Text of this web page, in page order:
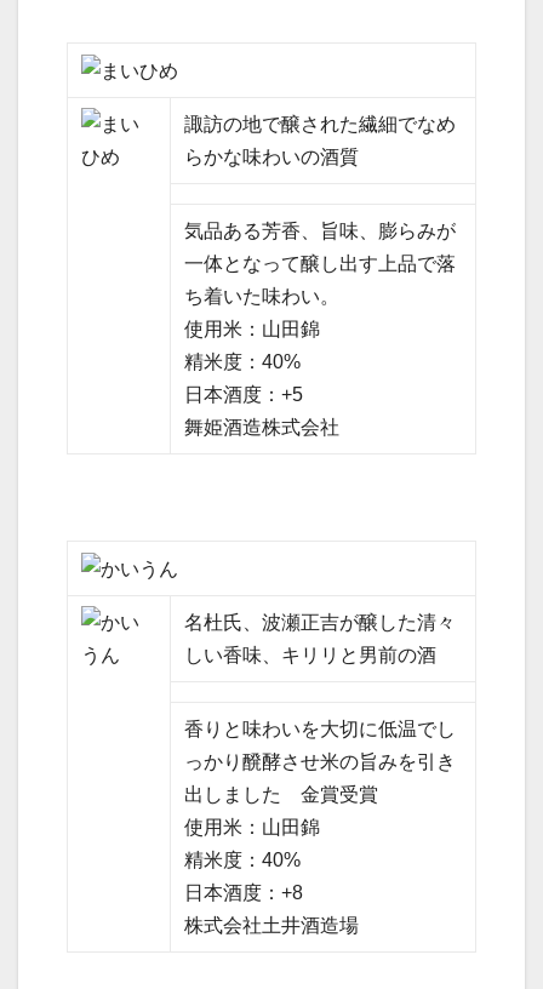
諏訪の地で醸された繊細でなめ
らかな味わいの酒質
気品ある芳香、旨味、膨らみが
一体となって醸し出す上品で落
ち着いた味わい。
使用米：山田錦
精米度：40%
日本酒度：+5
舞姫酒造株式会社
名杜氏、波瀬正吉が醸した清々
しい香味、キリリと男前の酒
香りと味わいを大切に低温でし
っかり醗酵させ米の旨みを引き
出しました 金賞受賞
使用米：山田錦
精米度：40%
日本酒度：+8
株式会社土井酒造場